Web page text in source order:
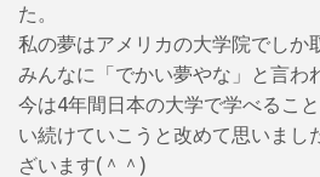
た。
私の夢はアメリカの大学院でしか
みんなに「でかい夢やな」と言わ
今は4年間日本の大学で学べるこ
い続けていこうと改めて思いまし
ざいます(＾＾)